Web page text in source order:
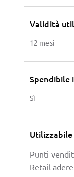
Validità
12 mesi
Spendibile
Sì
Utilizzabile
Punti
Retail